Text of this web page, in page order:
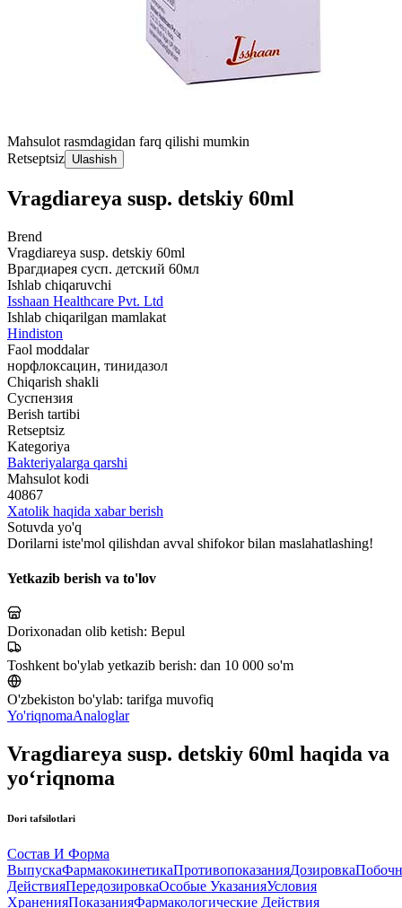
Mahsulot rasmdagidan farq qilishi mumkin
Retseptsiz Ulashish
Vragdiareya susp. detskiy 60ml
Brend
Vragdiareya susp. detskiy 60ml
Врагдиарея сусп. детский 60мл
Ishlab chiqaruvchi
Isshaan Healthcare Pvt. Ltd
Ishlab chiqarilgan mamlakat
Hindiston
Faol moddalar
норфлоксацин, тинидазол
Chiqarish shakli
Суспензия
Berish tartibi
Retseptsiz
Kategoriya
Bakteriyalarga qarshi
Mahsulot kodi
40867
Xatolik haqida xabar berish
Sotuvda yo'q
Dorilarni iste'mol qilishdan avval shifokor bilan maslahatlashing!
Yetkazib berish va to'lov
Dorixonadan olib ketish: Bepul
Toshkent bo'ylab yetkazib berish: dan 10 000 so'm
O'zbekiston bo'ylab: tarifga muvofiq
Yo'riqnomaAnaloglar
Vragdiareya susp. detskiy 60ml haqida va
yo‘riqnoma
Dori tafsilotlari
Состав И Форма
ВыпускаФармакокинетикаПротивопоказанияДозировка
ДействияПередозировкаОсобые УказанияУсловия
ХраненияПоказанияФармакологические Действия